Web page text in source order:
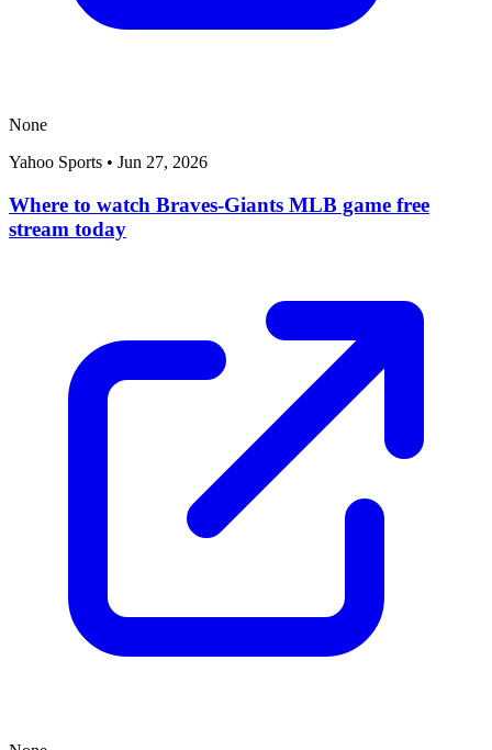
None
Yahoo Sports • Jun 27, 2026
Where to watch Braves-Giants MLB game free
stream today